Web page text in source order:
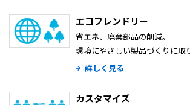
エコフレンドリー
省エネ、廃棄部品の削減。
環境にやさしい製品づくりに取
詳しく見る
カスタマイズ